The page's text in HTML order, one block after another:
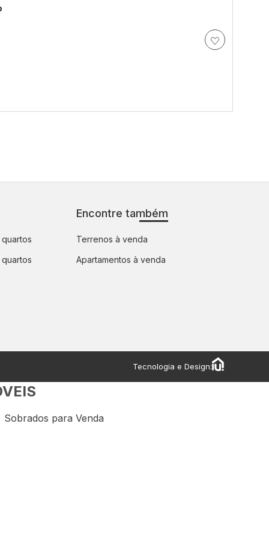
Encontre também
Terrenos à venda
Apartamentos à venda
Tecnologia e Design:
Sobrados para Venda